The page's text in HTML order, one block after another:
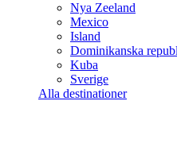
Nya Zeeland
Mexico
Island
Dominikanska
Kuba
Sverige
Alla destinationer